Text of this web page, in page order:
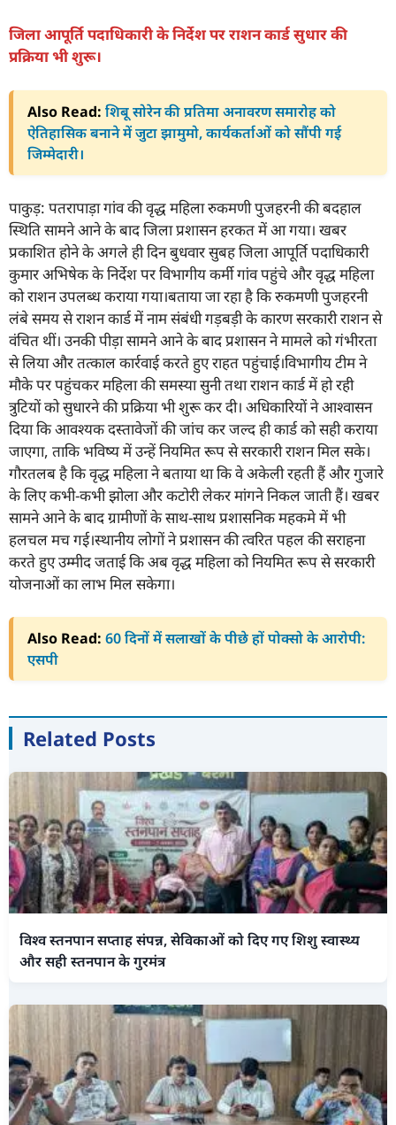
जिला आपूर्ति पदाधिकारी के निर्देश पर राशन कार्ड सुधार की
प्रक्रिया भी शुरू।
Also Read: शिबू सोरेन की प्रतिमा अनावरण समारोह को
ऐतिहासिक बनाने में जुटा झामुमो, कार्यकर्ताओं को सौंपी गई
जिम्मेदारी।
पाकुड़: पतरापाड़ा गांव की वृद्ध महिला रुकमणी पुजहरनी की बदहाल
स्थिति सामने आने के बाद जिला प्रशासन हरकत में आ गया। खबर
प्रकाशित होने के अगले ही दिन बुधवार सुबह जिला आपूर्ति पदाधिकारी
कुमार अभिषेक के निर्देश पर विभागीय कर्मी गांव पहुंचे और वृद्ध महिला
को राशन उपलब्ध कराया गया।बताया जा रहा है कि रुकमणी पुजहरनी
लंबे समय से राशन कार्ड में नाम संबंधी गड़बड़ी के कारण सरकारी राशन से
वंचित थीं। उनकी पीड़ा सामने आने के बाद प्रशासन ने मामले को गंभीरता
से लिया और तत्काल कार्रवाई करते हुए राहत पहुंचाई।विभागीय टीम ने
मौके पर पहुंचकर महिला की समस्या सुनी तथा राशन कार्ड में हो रही
त्रुटियों को सुधारने की प्रक्रिया भी शुरू कर दी। अधिकारियों ने आश्वासन
दिया कि आवश्यक दस्तावेजों की जांच कर जल्द ही कार्ड को सही कराया
जाएगा, ताकि भविष्य में उन्हें नियमित रूप से सरकारी राशन मिल सके।
गौरतलब है कि वृद्ध महिला ने बताया था कि वे अकेली रहती हैं और गुजारे
के लिए कभी-कभी झोला और कटोरी लेकर मांगने निकल जाती हैं। खबर
सामने आने के बाद ग्रामीणों के साथ-साथ प्रशासनिक महकमे में भी
हलचल मच गई।स्थानीय लोगों ने प्रशासन की त्वरित पहल की सराहना
करते हुए उम्मीद जताई कि अब वृद्ध महिला को नियमित रूप से सरकारी
योजनाओं का लाभ मिल सकेगा।
Also Read: 60 दिनों में सलाखों के पीछे हों पोक्सो के आरोपी:
एसपी
Related Posts
विश्व स्तनपान सप्ताह संपन्न, सेविकाओं को दिए गए शिशु स्वास्थ्य
और सही स्तनपान के गुरमंत्र